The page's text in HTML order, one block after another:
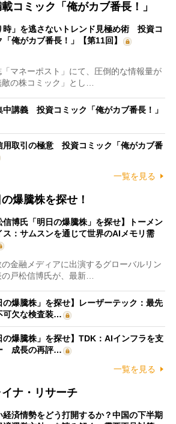
コミック「俺がカブ番長！」
時」を逃さないトレンド見極め術 投資コ
「俺がカブ番長！」【第11回】
マネーポスト」にて、圧倒的な情報量が
の株コミック」とし…
中講義 投資コミック「俺がカブ番長！」
用取引の極意 投資コミック「俺がカブ番
一覧を見る
爆騰株を探せ！
信博氏「明日の爆騰株」を探せ】トーメン
ス：サムスンを通じて世界のAIメモリ需
金融メディアに出演するグローバルリン
戸松信博氏が、最新…
の爆騰株」を探せ】レーザーテック：最先
可欠な検査装…
の爆騰株」を探せ】TDK：AIインフラを支
成長の再評…
一覧を見る
ナ・リサーチ
経済情勢をどう打開するか？中国の下半期